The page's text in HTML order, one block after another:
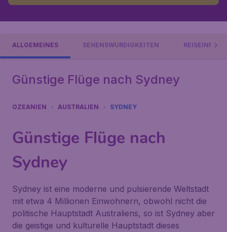
ALLGEMEINES SEHENSWÜRDIGKEITEN
Günstige Flüge nach Sydney
OZEANIEN AUSTRALIEN SYDNEY
Günstige Flüge nach
Sydney
Sydney ist eine moderne und pulsierende Weltstadt
mit etwa 4 Millionen Einwohnern, obwohl nicht die
politische Hauptstadt Australiens, so ist Sydney aber
die geistige und kulturelle Hauptstadt dieses